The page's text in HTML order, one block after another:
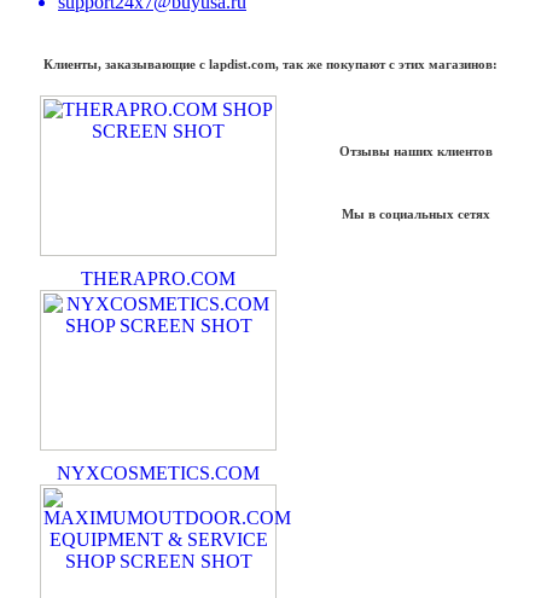
Клиенты, заказывающие с lapdist.com, так же покупают с этих магазинов:
THERAPRO.COM
NYXCOSMETICS.COM
Отзывы наших клиентов
Мы в социальных сетях